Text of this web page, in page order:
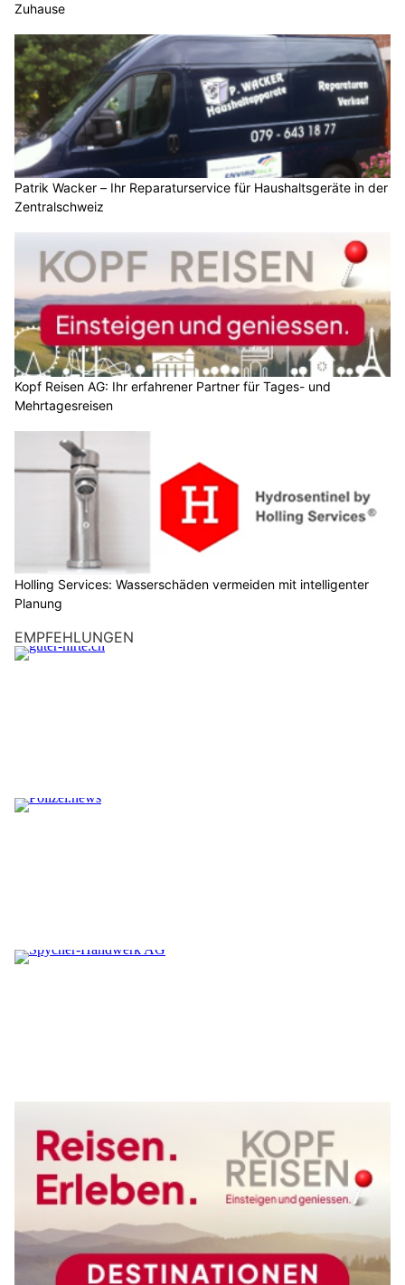
Zuhause
Patrik Wacker – Ihr Reparaturservice für Haushaltsgeräte in der
Zentralschweiz
Kopf Reisen AG: Ihr erfahrener Partner für Tages- und
Mehrtagesreisen
Holling Services: Wasserschäden vermeiden mit intelligenter
Planung
EMPFEHLUNGEN